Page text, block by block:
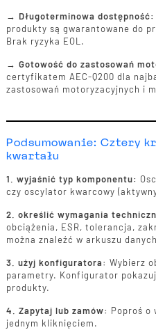
→ Długoterminowa dostępność:
produkty są gwarantowane do
Brak ryzyka EOL.
→ Gotowość do zastosowań
certyfikatem AEC-Q200 dla
zastosowań motoryzacyjnych i
Podsumowanie: Cztery
kwartału
1. wyjaśnić typ komponentu:
czy oscylator kwarcowy
2. określić wymagania
obciążenia, ESR, tolerancja,
można znaleźć w arkuszu
3. użyj konfiguratora: Wybierz
parametry. Konfigurator
produkty.
4. Zapytaj lub zamów: Poproś o
jednym kliknięciem.